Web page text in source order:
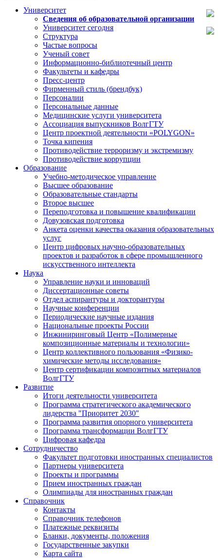
Университет
Сведения об образовательной организации
Университет сегодня
Структура
Частые вопросы
Ученый совет
Информационно-библиотечный центр
Факультеты и кафедры
Пресс-центр
Фирменный стиль (брендбук)
Персоналии
Персональные данные
Медицинские услуги университета
Ассоциация выпускников ВолгГТУ
Центр проектной деятельности «POLYGON»
Точка кипения
Противодействие терроризму и экстремизму
Противодействие коррупции
Образование
Учебно-методическое управление
Высшее образование
Образовательные стандарты
Второе высшее
Переподготовка и повышение квалификации
Довузовская подготовка
Анкета оценки качества оказания образовательных
услуг
Центр цифровых научно-образовательных
проектов и разработок в сфере промышленного
искусственного интеллекта
Наука
Управление науки и инноваций
Диссертационные советы
Отдел аспирантуры и докторантуры
Научные конференции
Периодические научные издания
Национальные проекты России
Инжиниринговый Центр «Полимерные
композиционные материалы и технологии»
Центр коллективного пользования «Физико-
химические методы исследования»
Центр сертификации композитных материалов
ВолгГТУ
Развитие
Итоги деятельности университета
Программа стратегического академического
лидерства "Приоритет 2030"
Программа развития опорного университета
Программа трансформации ВолгГТУ
Цифровая кафедра
Сотрудничество
Факультет подготовки иностранных специалистов
Партнеры университета
Проекты и программы
Прием иностранных граждан
Олимпиады для иностранных граждан
Справочник
Контакты
Справочник телефонов
Платежные реквизиты
Бланки, документы, положения
Государственные закупки
Карта сайта